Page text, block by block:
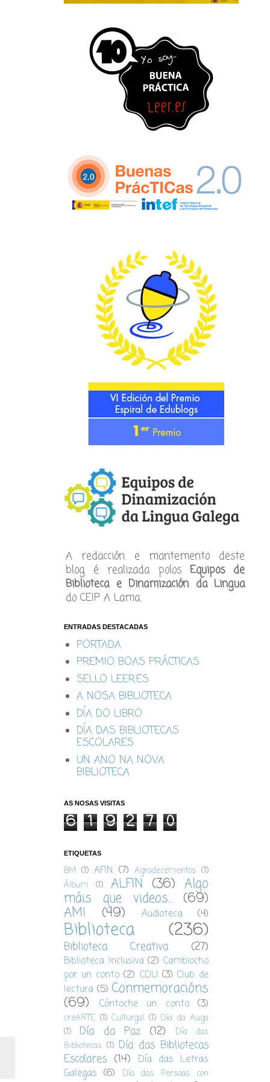
A redacción e mantemento deste
blog é realizada polos Equipos de
Biblioteca e Dinamización da Lingua
do CEIP A Lama.
ENTRADAS DESTACADAS
PORTADA
PREMIO BOAS PRÁCTICAS
SELLO LEER.ES
A NOSA BIBLIOTECA
DÍA DO LIBRO
DÍA DAS BIBLIOTECAS
ESCOLARES
UN ANO NA NOVA
BIBLIOTECA
AS NOSAS VISITAS
6 1 9 2 7 0
ETIQUETAS
8M (1) AFIN (7) Agradecementos (1)
Álbum
(1) ALFIN (36) Algo
máis que videos... (69)
AMI (49) Audioteca (4)
Biblioteca (236)
Biblioteca Creativa (27)
Biblioteca Inclusiva (2) Cambiocho
por un conto (2) CDU (3) Club de
lectura (5) Conmemoracións
(69) Cóntoche un conto (3)
creARTE (1) Culturgal (1) Día da Auga
(1)
Día da Paz (12)
Día das
Bibliotecas (1) Día das Bibliotecas
Escolares (14) Día das Letras
Galegas (6)
Día das Persoas con